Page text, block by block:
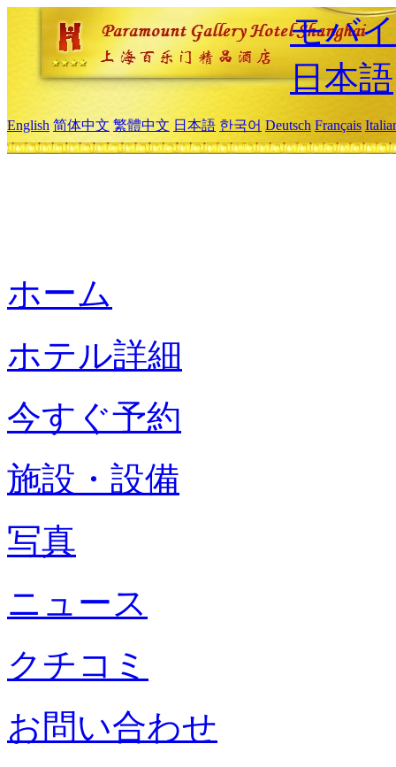
モバ
日本語
English 简体中文 繁體中文 日本語 한국어 Deutsch Français
ホーム
ホテル詳細
今すぐ予約
施設・設備
写真
ニュース
クチコミ
お問い合わせ